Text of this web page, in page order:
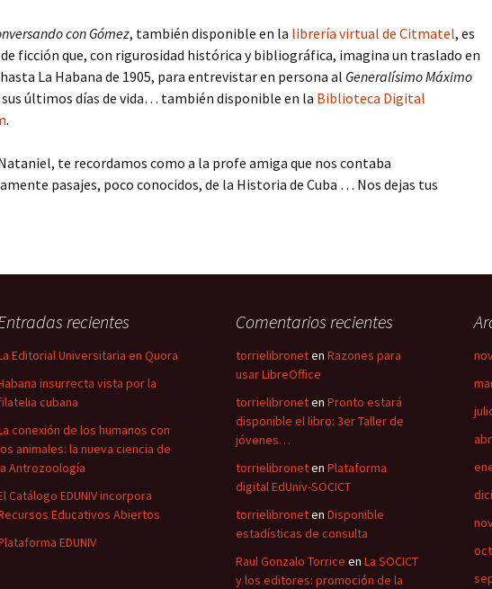
con Gómez, también disponible en la librería virtual de Citmatel, es
ficción que, con rigurosidad histórica y bibliográfica, imagina un traslado en
La Habana de 1905, para entrevistar en persona al Generalísimo Máximo
sus últimos días de vida… también disponible en la Biblioteca Digital
.
te recordamos como a la profe amiga que nos contaba
pasajes, poco conocidos, de la Historia de Cuba … Nos dejas tus
recientes
Editorial Universitaria en Quora
insurrecta vista por la
cubana
conexión de los humanos con
animales: la nueva ciencia de
Antrozoología
Catálogo EDUNIV incorpora
Educativos Abiertos
EDUNIV
Comentarios recientes
torrielibroneten Razones para
usar LibreOffice
torrielibroneten Pronto estará
disponible el libro: 3er Taller de
jóvenes…
torrielibroneten Plataforma
digital EdUniv-SOCICT
torrielibroneten Disponible
estadísticas de consulta
Raul Gonzalo Torrice en La SOCICT
y los editores: promoción de la